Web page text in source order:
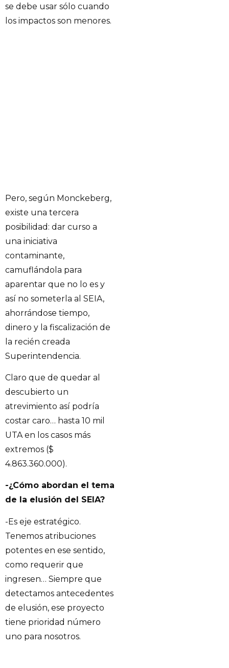
se debe usar sólo cuando
los impactos son menores.
Pero, según Monckeberg,
existe una tercera
posibilidad: dar curso a
una iniciativa
contaminante,
camuflándola para
aparentar que no lo es y
así no someterla al SEIA,
ahorrándose tiempo,
dinero y la fiscalización de
la recién creada
Superintendencia.
Claro que de quedar al
descubierto un
atrevimiento así podría
costar caro… hasta 10 mil
UTA en los casos más
extremos ($
4.863.360.000).
-¿Cómo abordan el tema
de la elusión del SEIA?
-Es eje estratégico.
Tenemos atribuciones
potentes en ese sentido,
como requerir que
ingresen… Siempre que
detectamos antecedentes
de elusión, ese proyecto
tiene prioridad número
uno para nosotros.